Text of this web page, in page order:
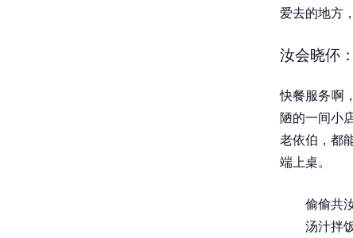
爱去的地方
汝会晓伓
快餐服务啊
陋的一间小
老依伯，都
端上桌。
偷偷共
汤汁拌